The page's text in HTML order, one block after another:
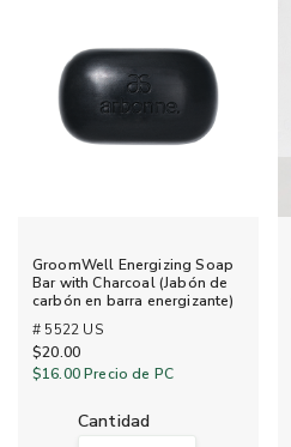
GroomWell Energizing Soap
Bar with Charcoal (Jabón de
carbón en barra energizante)
# 5522 US
$20.00
$16.00Precio de PC
cantidad